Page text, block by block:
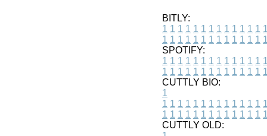
BITLY:
1 1 1 1 1 1 1 1 1 1 1 1 1 1
1 1 1 1 1 1 1 1 1 1 1 1 1 1
SPOTIFY:
1 1 1 1 1 1 1 1 1 1 1 1 1 1
1 1 1 1 1 1 1 1 1 1 1 1 1 1
CUTTLY BIO:
1
1 1 1 1 1 1 1 1 1 1 1 1 1 1
1 1 1 1 1 1 1 1 1 1 1 1 1 1
CUTTLY OLD: